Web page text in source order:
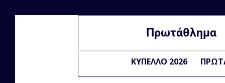
Πρωτάθλημα
ΚΥΠΕΛΛΟ 2026